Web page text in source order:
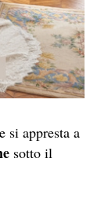
si appresta a
sotto il